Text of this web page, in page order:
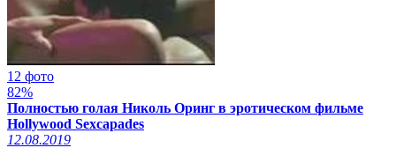
12 фото
82%
Полностью голая Николь Оринг в эротическом фильме
Hollywood Sexcapades
12.08.2019